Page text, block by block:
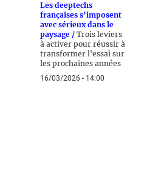
Les deeptechs
françaises s’imposent
avec sérieux dans le
paysage / Trois leviers
à activer pour réussir à
transformer l'essai sur
les prochaines années
16/03/2026 - 14:00